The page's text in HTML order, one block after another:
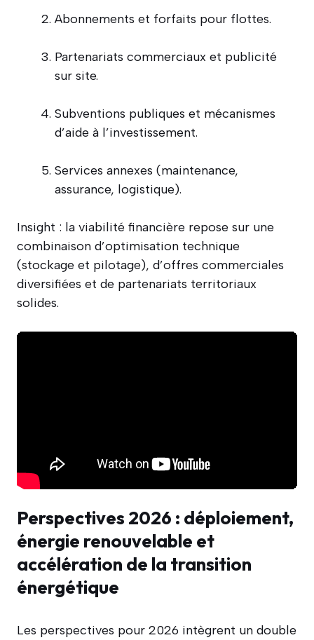
Abonnements et forfaits pour flottes.
Partenariats commerciaux et publicité
sur site.
Subventions publiques et mécanismes
d’aide à l’investissement.
Services annexes (maintenance,
assurance, logistique).
Insight : la viabilité financière repose sur une
combinaison d’optimisation technique
(stockage et pilotage), d’offres commerciales
diversifiées et de partenariats territoriaux
solides.
Perspectives 2026 : déploiement,
énergie renouvelable et
accélération de la transition
énergétique
Les perspectives pour 2026 intègrent un double